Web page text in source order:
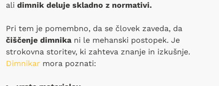
ali dimnik deluje skladno z normativi.
Pri tem je pomembno, da se človek zaveda, da
čiščenje dimnika ni le mehanski postopek. Je
strokovna storitev, ki zahteva znanje in izkušnje.
Dimnikar mora poznati: